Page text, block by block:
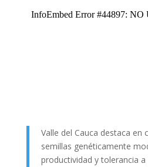
Valle del Cauca destaca en
semillas genéticamente
productividad y tolerancia